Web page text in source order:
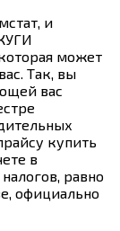
и
может
Так, вы
вас
купить
в
равно
официально